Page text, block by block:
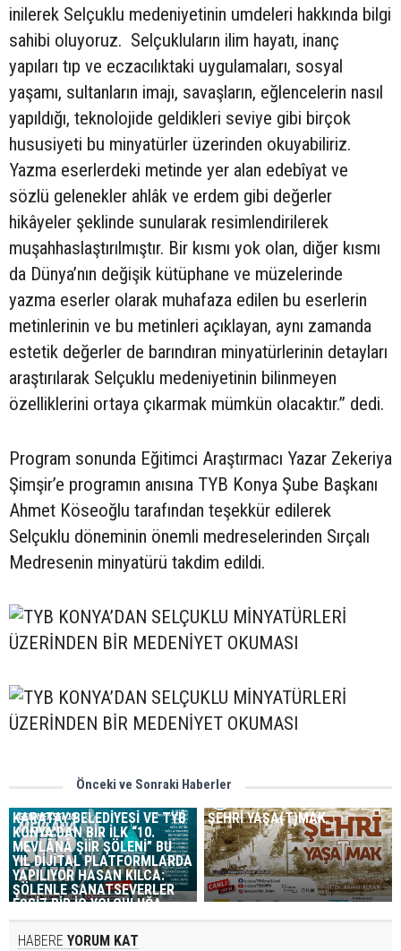
inilerek Selçuklu medeniyetinin umdeleri hakkında bilgi
sahibi oluyoruz. Selçukluların ilim hayatı, inanç
yapıları tıp ve eczacılıktaki uygulamaları, sosyal
yaşamı, sultanların imajı, savaşların, eğlencelerin nasıl
yapıldığı, teknolojide geldikleri seviye gibi birçok
hususiyeti bu minyatürler üzerinden okuyabiliriz.
Yazma eserlerdeki metinde yer alan edebîyat ve
sözlü gelenekler ahlâk ve erdem gibi değerler
hikâyeler şeklinde sunularak resimlendirilerek
muşahhaslaştırılmıştır. Bir kısmı yok olan, diğer kısmı
da Dünya’nın değişik kütüphane ve müzelerinde
yazma eserler olarak muhafaza edilen bu eserlerin
metinlerinin ve bu metinleri açıklayan, aynı zamanda
estetik değerler de barındıran minyatürlerinin detayları
araştırılarak Selçuklu medeniyetinin bilinmeyen
özelliklerini ortaya çıkarmak mümkün olacaktır.” dedi.
Program sonunda Eğitimci Araştırmacı Yazar Zekeriya
Şimşir’e programın anısına TYB Konya Şube Başkanı
Ahmet Köseoğlu tarafından teşekkür edilerek
Selçuklu döneminin önemli medreselerinden Sırçalı
Medresenin minyatürü takdim edildi.
Önceki ve Sonraki Haberler
KARATAY BELEDİYESİ VE TYB
KONYA’DAN BİR İLK “10.
MEVLÂNÂ ŞİİR ŞÖLENİ” BU
YIL DİJİTAL PLATFORMLARDA
YAPILIYOR HASAN KILCA:
ŞÖLENLE SANATSEVERLER
EŞSİZ BİR İÇ YOLCULUĞA
ŞEHRİ YAŞA(T)MAK
HABERE YORUM KAT